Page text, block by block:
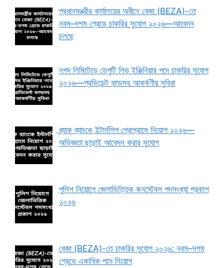
প্রধানমন্ত্রীর কার্যালয়ের অধীনে বেজা (BEZA)-তে
নবম–দশম গ্রেডে চাকরির সুযোগ ২০২৬—আবেদন
চলছে
নগদ লিমিটেডে ডেপুটি লিড ইঞ্জিনিয়ার পদে চাকরির সুযোগ
২০২৬—প্রভিডেন্ট ফান্ডসহ আকর্ষণীয় সুবিধা
ব্র্যাক ব্যাংকে ইন্টার্নশিপ প্রোগ্রামে নিয়োগ ২০২৬—
অভিজ্ঞতা ছাড়াই আবেদন করার সুযোগ
পুলিশ নিয়োগে জেলাভিত্তিক কনস্টেবল পদসংখ্যা প্রকাশ
২০২৬
বেজা (BEZA)-তে চাকরির সুযোগ ২০২৬: নবম–দশম
গ্রেডে একাধিক পদে নিয়োগ